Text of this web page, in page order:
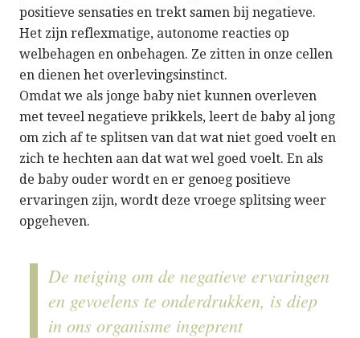
positieve sensaties en trekt samen bij negatieve.
Het zijn reflexmatige, autonome reacties op
welbehagen en onbehagen. Ze zitten in onze cellen
en dienen het overlevingsinstinct.
Omdat we als jonge baby niet kunnen overleven
met teveel negatieve prikkels, leert de baby al jong
om zich af te splitsen van dat wat niet goed voelt en
zich te hechten aan dat wat wel goed voelt. En als
de baby ouder wordt en er genoeg positieve
ervaringen zijn, wordt deze vroege splitsing weer
opgeheven.
De neiging om de negatieve ervaringen
en gevoelens te onderdrukken, is diep
in ons organisme ingeprent